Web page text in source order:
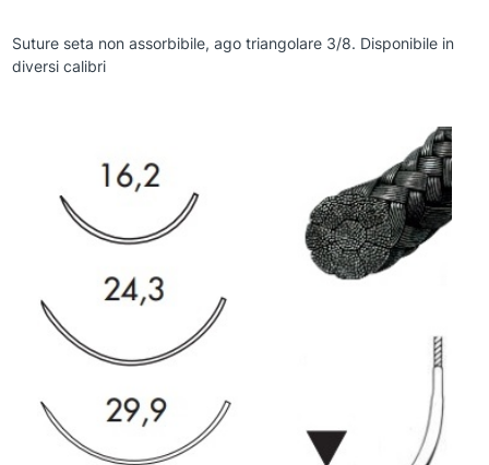
Suture seta non assorbibile, ago triangolare 3/8. Disponibile in
diversi calibri